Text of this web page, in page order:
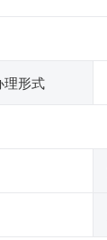
理形式